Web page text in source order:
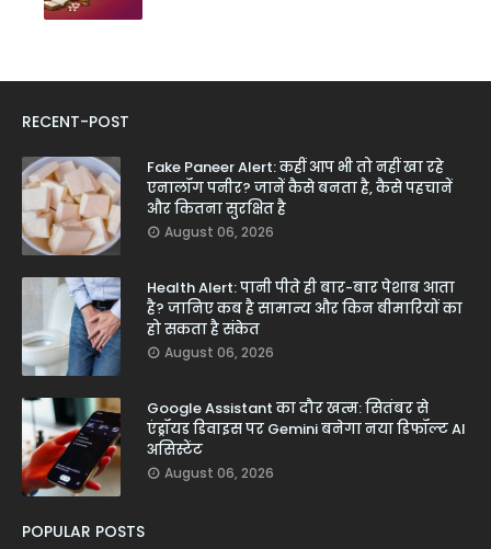
RECENT-POST
Fake Paneer Alert: कहीं आप भी तो नहीं खा रहे
एनालॉग पनीर? जानें कैसे बनता है, कैसे पहचानें
और कितना सुरक्षित है
August 06, 2026
Health Alert: पानी पीते ही बार-बार पेशाब आता
है? जानिए कब है सामान्य और किन बीमारियों का
हो सकता है संकेत
August 06, 2026
Google Assistant का दौर खत्म: सितंबर से
एंड्रॉयड डिवाइस पर Gemini बनेगा नया डिफॉल्ट AI
असिस्टेंट
August 06, 2026
POPULAR POSTS